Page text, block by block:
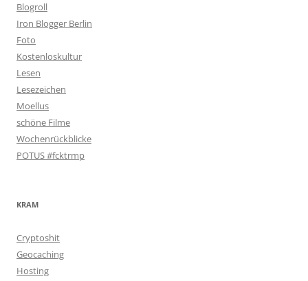
Blogroll
Iron Blogger Berlin
Foto
Kostenloskultur
Lesen
Lesezeichen
Moellus
schöne Filme
Wochenrückblicke
POTUS #fcktrmp
KRAM
Cryptoshit
Geocaching
Hosting